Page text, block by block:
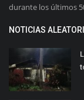
durante los últimos
NOTICIAS